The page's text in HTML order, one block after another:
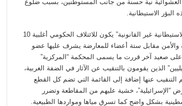
العشوائية نية حسنة من جانب المستوطنين، بسبب ضلوع
البؤر الاستيطانية.
وتعتزم حكومة الإحتلال ، تشكيل لجنة لشرعنة” المواقع الاستيطانية غير القانونية” يكون للائتلاف الحكومي أغلبية 10
والأمن مقابل ستة أعضاء للمعارضة يشرف عليها عضو
صعيد آخر قررت ما يسمى المحكمة “المركزية”
الذين يقومون بالتنقيب عن الآثار في الضفة الغربية،
التنقيب عنها إضافة إلى القائمة التي تضم كل القطع
“الإسرائيلية”، خشية عليهم من المقاطعة وتضرر
بشكل واضح كما تسرق مياها ومواردها الطبيعية.